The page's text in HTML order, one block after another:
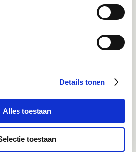
Details tonen
Alles toestaan
toestaan
1 werkdag op jouw gestelde